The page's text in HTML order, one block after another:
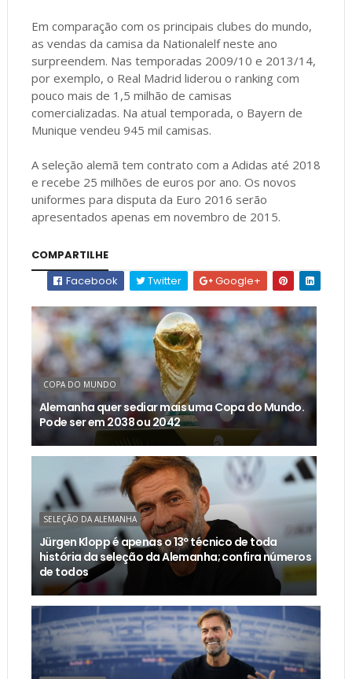
Em comparação com os principais clubes do mundo,
as vendas da camisa da Nationalelf neste ano
surpreendem. Nas temporadas 2009/10 e 2013/14,
por exemplo, o Real Madrid liderou o ranking com
pouco mais de 1,5 milhão de camisas
comercializadas. Na atual temporada, o Bayern de
Munique vendeu 945 mil camisas.
A seleção alemã tem contrato com a Adidas até 2018
e recebe 25 milhões de euros por ano. Os novos
uniformes para disputa da Euro 2016 serão
apresentados apenas em novembro de 2015.
COMPARTILHE
Facebook
Twitter Google+
COPA DO MUNDO
Alemanha quer sediar mais uma Copa do Mundo.
Pode ser em 2038 ou 2042
SELEÇÃO DA ALEMANHA
Jürgen Klopp é apenas o 13º técnico de toda
história da seleção da Alemanha; confira números
de todos